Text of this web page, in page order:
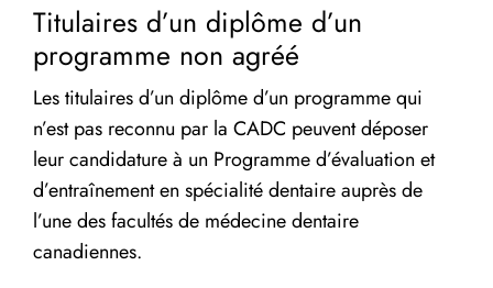
Titulaires d’un diplôme d’un
programme non agréé
Les titulaires d’un diplôme d’un programme qui
n’est pas reconnu par la CADC peuvent déposer
leur candidature à un Programme d’évaluation et
d’entraînement en spécialité dentaire auprès de
l’une des facultés de médecine dentaire
canadiennes.